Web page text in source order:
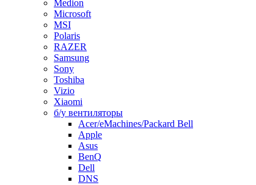
Medion
Microsoft
MSI
Polaris
RAZER
Samsung
Sony
Toshiba
Vizio
Xiaomi
б/у вентиляторы
Acer/eMachines/Packard Bell
Apple
Asus
BenQ
Dell
DNS